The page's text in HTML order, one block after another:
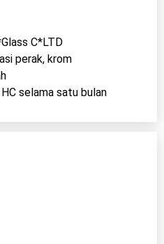
C*LTD
perak, krom
selama satu bulan